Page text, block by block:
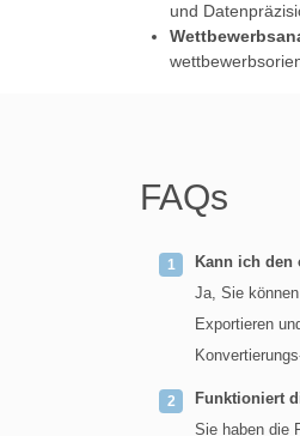
und
FAQs
Kann ich den
Ja, Sie
Exportieren
Funktioniert
Sie haben die